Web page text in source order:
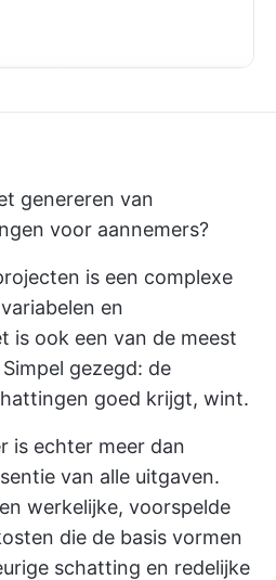
genereren van
voor aannemers?
is een complexe
en
is ook een van de meest
gezegd: de
goed krijgt, wint.
is echter meer dan
van alle uitgaven.
werkelijke, voorspelde
die de basis vormen
schatting en redelijke